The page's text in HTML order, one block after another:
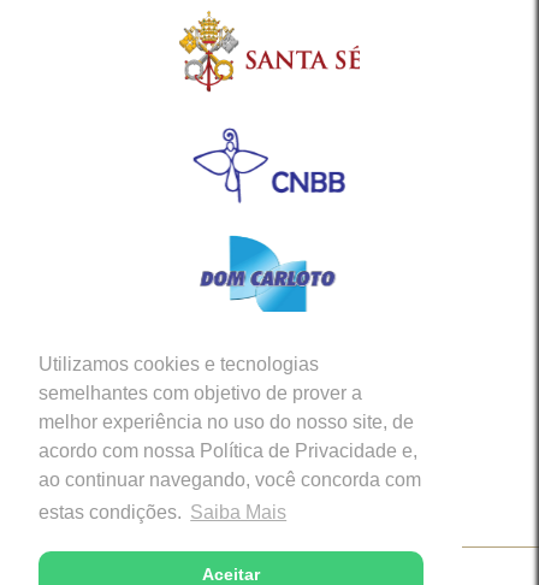
Utilizamos cookies e tecnologias
semelhantes com objetivo de prover a
melhor experiência no uso do nosso site, de
acordo com nossa Política de Privacidade e,
ao continuar navegando, você concorda com
estas condições. Saiba Mais
Aceitar
Siga-nos em nossas Redes Sociais